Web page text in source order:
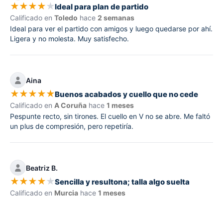
★★★★★Ideal para plan de partido
Calificado en Toledo hace 2 semanas
Ideal para ver el partido con amigos y luego quedarse por ahí.
Ligera y no molesta. Muy satisfecho.
Aina
★★★★★Buenos acabados y cuello que no cede
Calificado en A Coruña hace 1 meses
Pespunte recto, sin tirones. El cuello en V no se abre. Me faltó
un plus de compresión, pero repetiría.
Beatriz B.
★★★★★Sencilla y resultona; talla algo suelta
Calificado en Murcia hace 1 meses